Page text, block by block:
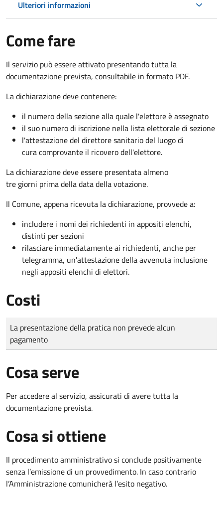
Ulteriori informazioni
Come fare
Il servizio può essere attivato presentando tutta la
documentazione prevista, consultabile in formato PDF.
La dichiarazione deve contenere:
il numero della sezione alla quale l'elettore è assegnato
il suo numero di iscrizione nella lista elettorale di sezione
l'attestazione del direttore sanitario del luogo di
cura comprovante il ricovero dell'elettore.
La dichiarazione deve essere presentata almeno
tre giorni prima della data della votazione.
Il Comune, appena ricevuta la dichiarazione, provvede a:
includere i nomi dei richiedenti in appositi elenchi,
distinti per sezioni
rilasciare immediatamente ai richiedenti, anche per
telegramma, un'attestazione della avvenuta inclusione
negli appositi elenchi di elettori.
Costi
Tipo di pagamento
Importo
La presentazione della pratica non prevede alcun
pagamento
Cosa serve
Per accedere al servizio, assicurati di avere tutta la
documentazione prevista.
Cosa si ottiene
Il procedimento amministrativo si conclude positivamente
senza l’emissione di un provvedimento. In caso contrario
l’Amministrazione comunicherà l’esito negativo.